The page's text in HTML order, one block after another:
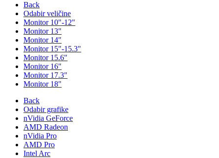
Back
Odabir veličine
Monitor 10"-12"
Monitor 13"
Monitor 14"
Monitor 15"-15.3"
Monitor 15.6"
Monitor 16"
Monitor 17.3"
Monitor 18"
Back
Odabir grafike
nVidia GeForce
AMD Radeon
nVidia Pro
AMD Pro
Intel Arc